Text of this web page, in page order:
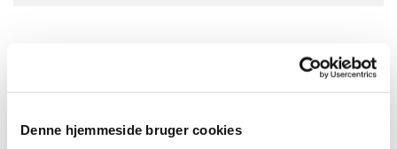
Denne hjemmeside bruger cookies
juleaftenshygge: med spil, juletræ og gaver –
flæskesteg, brun sovs og rødkål. Og ris a la mande,
menighedsplejen, der betaler gildet – så det er gratis